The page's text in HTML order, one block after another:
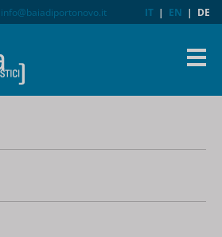
info@baiadiportonovo.it IT | EN | DE